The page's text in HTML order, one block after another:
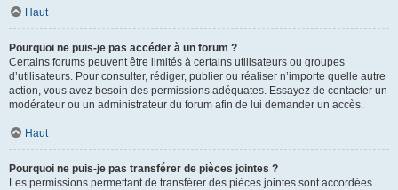
Haut
Pourquoi ne puis-je pas accéder à un forum ?
Certains forums peuvent être limités à certains utilisateurs ou groupes
d’utilisateurs. Pour consulter, rédiger, publier ou réaliser n’importe quelle autre
action, vous avez besoin des permissions adéquates. Essayez de contacter un
modérateur ou un administrateur du forum afin de lui demander un accès.
Haut
Pourquoi ne puis-je pas transférer de pièces jointes ?
Les permissions permettant de transférer des pièces jointes sont accordées